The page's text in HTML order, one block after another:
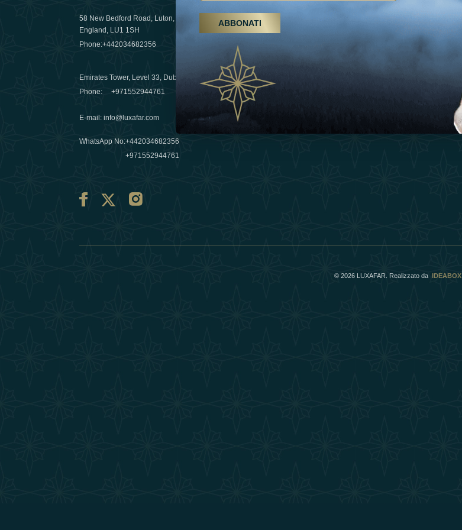
58 New Bedford Road, Luton,
England, LU1 1SH
Phone:+442034682356
Emirates Tower, Level 33, Dubai, UAE
Phone:+971552944761
E-mail :info@luxafar.com
WhatsApp No:+442034682356
+971552944761
Escursioni, trattamenti termali e yoga, gli
Emirati Arabi Uniti crescono come
destinazione del benessere
03 April 2025
Évasions hivernales pour les voyageurs des
Émirats: refinir le voyage de luxe
10 March 2025
Esperienza
© 2026 LUXAFAR. Realizzato da IDEABOX
ABBONATI